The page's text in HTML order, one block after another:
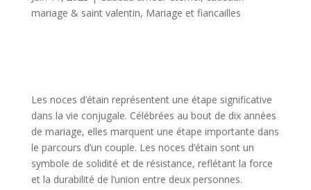
mariage & saint valentin, Mariage et fiancailles
Les noces d’étain représentent une étape significative
dans la vie conjugale. Célébrées au bout de dix années
de mariage, elles marquent une étape importante dans
le parcours d’un couple. Les noces d’étain sont un
symbole de solidité et de résistance, reflétant la force
et la durabilité de l’union entre deux personnes.